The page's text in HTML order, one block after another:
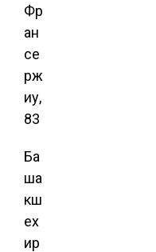
Фр
ан
се
рж
иу,
83
Ба
ша
кш
ех
ир